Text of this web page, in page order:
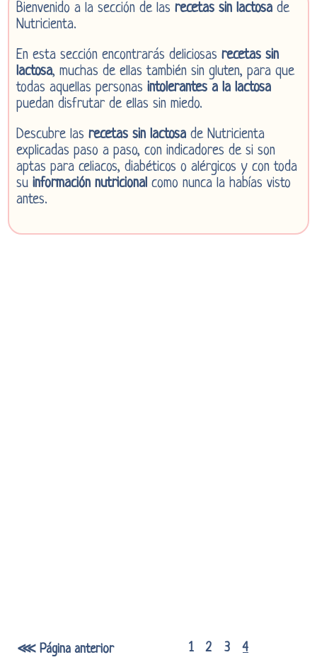
Bienvenido a la sección de lasrecetas sin lactosa de
Nutricienta.
En esta sección encontrarás deliciosasrecetas sin
lactosa, muchas de ellas también sin gluten, para que
todas aquellas personasintolerantes a la lactosa
puedan disfrutar de ellas sin miedo.
Descubre lasrecetas sin lactosa de Nutricienta
explicadas paso a paso, con indicadores de si son
aptas para celiacos, diabéticos o alérgicos y con toda
suinformación nutricional como nunca la habías visto
antes.
⋘ Página anterior 1 2 3 4